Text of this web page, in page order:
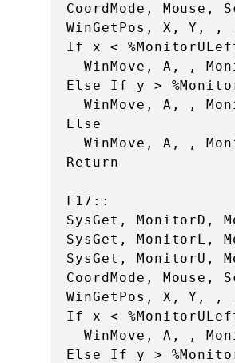
CoordMode, Mouse,
WinGetPos, X, Y, ,
If x <
WinMove, A, ,
Else If y >
WinMove, A, ,
Else
WinMove, A, ,
Return
F17::
SysGet, MonitorD,
SysGet, MonitorL,
SysGet, MonitorU,
CoordMode, Mouse,
WinGetPos, X, Y, ,
If x <
WinMove, A, ,
Else If y >